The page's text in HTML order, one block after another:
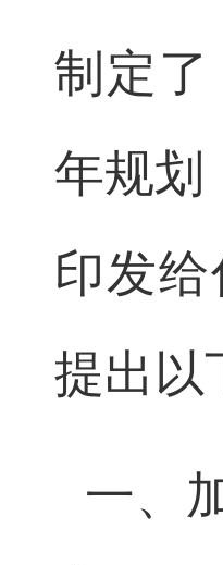
制定
年规划
印发
提出以
一、